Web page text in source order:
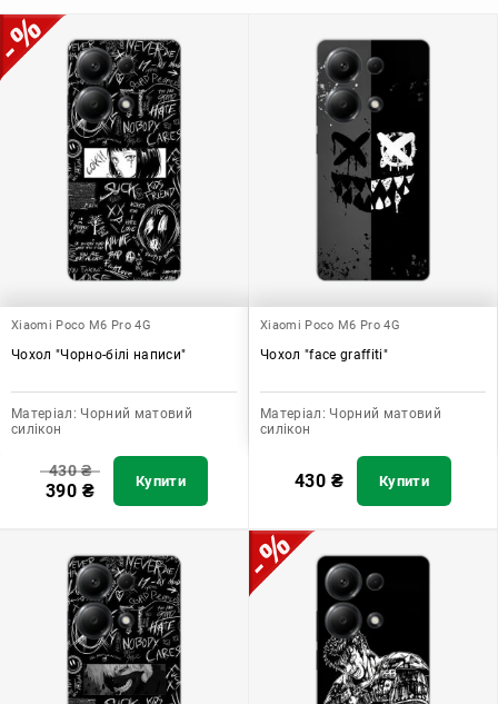
Xiaomi Poco M6 Pro 4G
Чохол "Чорно-білі написи"
Матеріал: Чорний матовий
силікон
430₴
390 ₴ Купити
Xiaomi Poco M6 Pro 4G
Чохол "face graffiti"
Матеріал: Чорний матовий
силікон
430 ₴ Купити